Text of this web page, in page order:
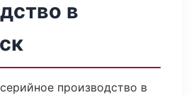
в
производство в